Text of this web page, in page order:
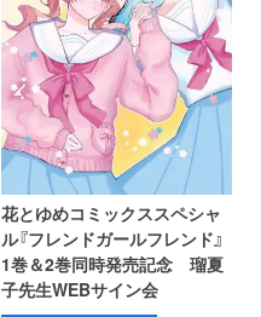
花とゆめコミックススペシャ
ル『フレンドガールフレンド』
1巻＆2巻同時発売記念 瑠夏
子先生WEBサイン会